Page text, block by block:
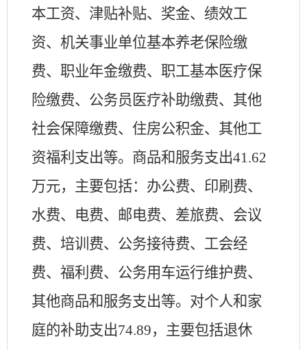
本工资、津贴补贴、奖金、绩效工
资、机关事业单位基本养老保险缴
费、职业年金缴费、职工基本医疗保
险缴费、公务员医疗补助缴费、其他
社会保障缴费、住房公积金、其他工
资福利支出等。商品和服务支出41.62
万元，主要包括：办公费、印刷费、
水费、电费、邮电费、差旅费、会议
费、培训费、公务接待费、工会经
费、福利费、公务用车运行维护费、
其他商品和服务支出等。 对个人和家
庭的补助支出74.89，主要包括退休